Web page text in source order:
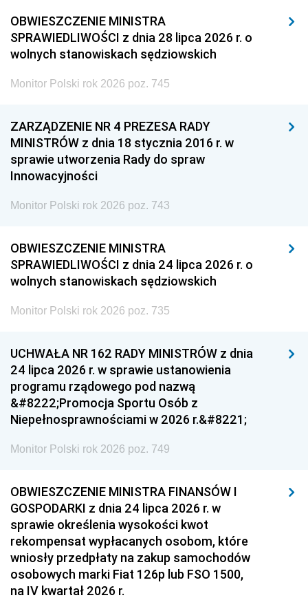
OBWIESZCZENIE MINISTRA
SPRAWIEDLIWOŚCI z dnia 28 lipca 2026 r. o
wolnych stanowiskach sędziowskich
Monitor Polski rok 2026 poz. 745
ZARZĄDZENIE NR 4 PREZESA RADY
MINISTRÓW z dnia 18 stycznia 2016 r. w
sprawie utworzenia Rady do spraw
Innowacyjności
Monitor Polski rok 2026 poz. 743
OBWIESZCZENIE MINISTRA
SPRAWIEDLIWOŚCI z dnia 24 lipca 2026 r. o
wolnych stanowiskach sędziowskich
Monitor Polski rok 2026 poz. 735
UCHWAŁA NR 162 RADY MINISTRÓW z dnia
24 lipca 2026 r. w sprawie ustanowienia
programu rządowego pod nazwą
&#8222;Promocja Sportu Osób z
Niepełnosprawnościami w 2026 r.&#8221;
Monitor Polski rok 2026 poz. 749
OBWIESZCZENIE MINISTRA FINANSÓW I
GOSPODARKI z dnia 24 lipca 2026 r. w
sprawie określenia wysokości kwot
rekompensat wypłacanych osobom, które
wniosły przedpłaty na zakup samochodów
osobowych marki Fiat 126p lub FSO 1500,
na IV kwartał 2026 r.